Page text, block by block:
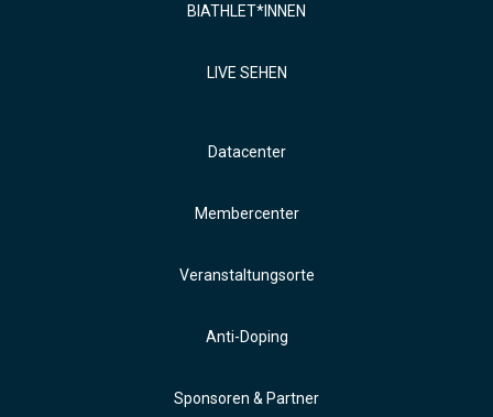
BIATHLET*INNEN
LIVE SEHEN
Datacenter
Membercenter
Veranstaltungsorte
Anti-Doping
Sponsoren & Partner